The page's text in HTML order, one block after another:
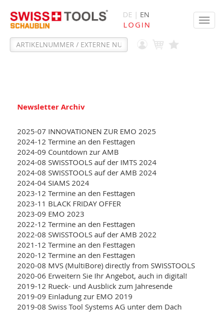
DE | EN
LOGIN
Newsletter Archiv
2025-07 INNOVATIONEN ZUR EMO 2025
2024-12 Termine an den Festtagen
2024-09 Countdown zur AMB
2024-08 SWISSTOOLS auf der IMTS 2024
2024-08 SWISSTOOLS auf der AMB 2024
2024-04 SIAMS 2024
2023-12 Termine an den Festtagen
2023-11 BLACK FRIDAY OFFER
2023-09 EMO 2023
2022-12 Termine an den Festtagen
2022-08 SWISSTOOLS auf der AMB 2022
2021-12 Termine an den Festtagen
2020-12 Termine an den Festtagen
2020-08 MVS (MultiBore) directly from SWISSTOOLS
2020-06 Erweitern Sie Ihr Angebot, auch in digital!
2019-12 Rueck- und Ausblick zum Jahresende
2019-09 Einladung zur EMO 2019
2019-08 Swiss Tool Systems AG unter dem Dach